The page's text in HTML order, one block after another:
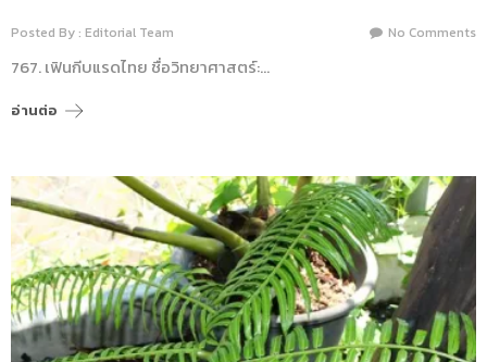
Posted By : Editorial Team No Comments
767. เฟินกีบแรดไทย ชื่อวิทยาศาสตร์:…
อ่านต่อ